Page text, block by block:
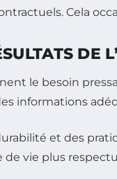
Cela
DE
le besoin
informations